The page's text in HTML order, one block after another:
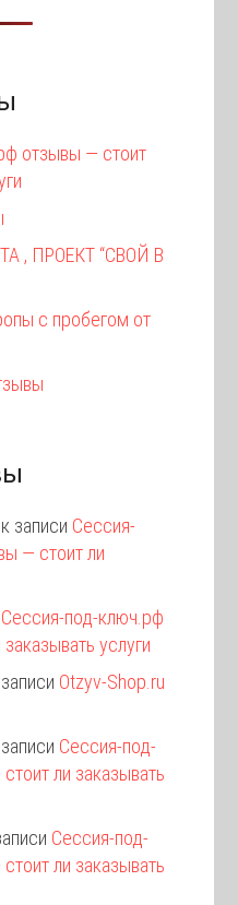
отзывы — стоит
, ПРОЕКТ “СВОЙ В
с пробегом от
к записи Сессия-
— стоит ли
Сессия-под-ключ.рф
услуги
Otzyv-Shop.ru
Сессия-под-
ли заказывать
Сессия-под-
ли заказывать